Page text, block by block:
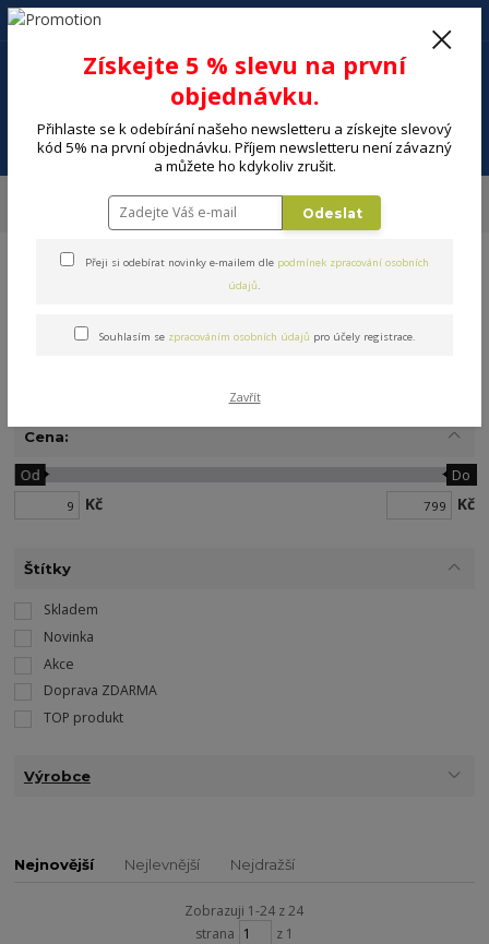
Menu
+420 602 494 600
Cena:
Kč
Od Do
Kč
Štítky
Skladem
Novinka
Akce
Doprava ZDARMA
TOP produkt
Výrobce
Nejnovější Nejlevnější Nejdražší
Zobrazuji 1-24 z 24
strana
z 1
Získejte 5 % slevu na první
objednávku.
Přihlaste se k odebírání našeho newsletteru a získejte slevový
kód 5% na první objednávku. Příjem newsletteru není závazný
a můžete ho kdykoliv zrušit.
Odeslat
Přeji si odebírat novinky e-mailem dle podmínek zpracování osobních
údajů.
Souhlasím se zpracováním osobních údajů pro účely registrace.
Zavřít